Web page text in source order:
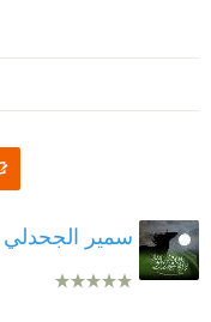
سمير الجحدلي